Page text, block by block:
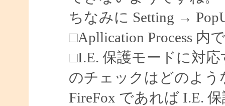
ちなみに Setting →
□Apllication Process 内
□I.E. 保護モードに対応
のチェックはどのよう
FireFox であれば I.E.